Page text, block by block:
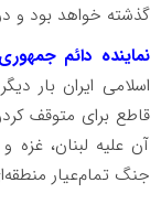
گذشته خواهد بود و
نماینده دائم
اسلامی ایران بار
قاطع برای متوقف
آن علیه لبنان،
جنگ تمام‌عیار